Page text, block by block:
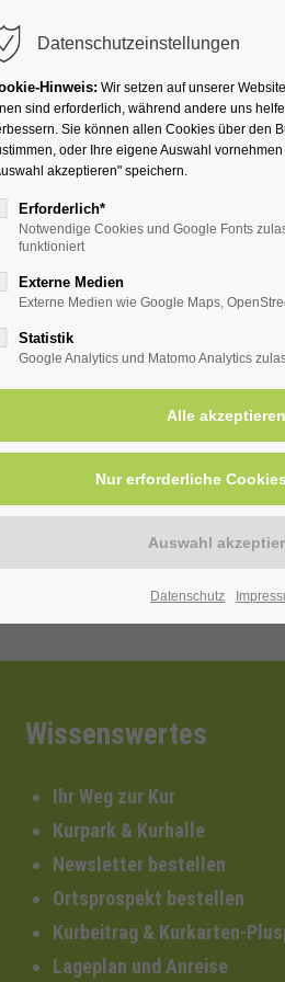
Ihr Heilbad Übernachten
(Timeline)
(versch.
Wissenswertes
Ihr Weg zur Kur
Kurpark & Kurhalle
Newsletter bestellen
Ortsprospekt bestellen
Kurbeitrag & Kurkarten-
Lageplan und Anreise
Datenschutzeinstellungen
Hinweis: Wir setzen auf unserer
sind erforderlich, während andere uns
Sie können allen Cookies über den
oder Ihre eigene Auswahl
akzeptieren" speichern.
Erforderlich*
Notwendige Cookies und Google Fonts
funktioniert
Externe Medien
Externe Medien wie Google Maps,
Statistik
Google Analytics und Matomo Analytics
Datenschutz